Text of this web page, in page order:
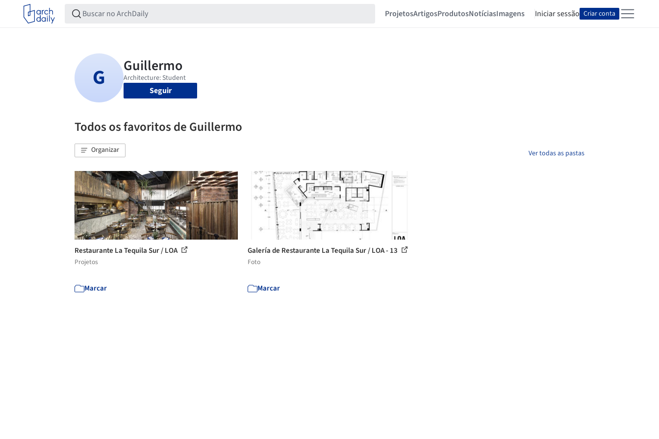
ProjetosArtigosProdutosNotíciasImagens Iniciar sessão Criar conta
Seguir
Todos os favoritos de Guillermo
Organizar Ver todas as pastas
Restaurante La Tequila Sur / LOA
Projetos
Marcar
Galería de Restaurante La Tequila Sur / LOA - 13
Foto
Marcar